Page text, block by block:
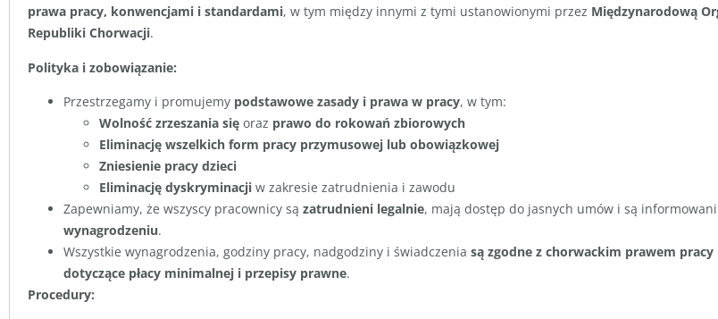
prawa pracy, konwencjami i standardami, w tym między innymi z tymi ustanowionymi przez Międzynarodową
Republiki Chorwacji.
Polityka i zobowiązanie:
Przestrzegamy i promujemy podstawowe zasady i prawa w pracy, w tym:
Wolność zrzeszania się oraz prawo do rokowań zbiorowych
Eliminację wszelkich form pracy przymusowej lub obowiązkowej
Zniesienie pracy dzieci
Eliminację dyskryminacji w zakresie zatrudnienia i zawodu
Zapewniamy, że wszyscy pracownicy są zatrudnieni legalnie, mają dostęp do jasnych umów i są
wynagrodzeniu.
Wszystkie wynagrodzenia, godziny pracy, nadgodziny i świadczenia są zgodne z chorwackim prawem pracy
dotyczące płacy minimalnej i przepisy prawne.
Procedury: